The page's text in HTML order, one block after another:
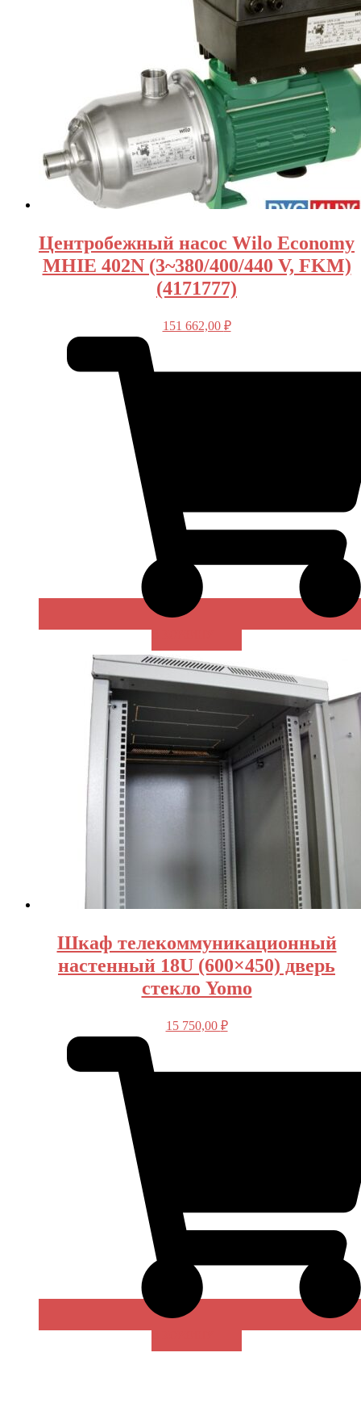
Центробежный насос Wilo Economy
MHIE 402N (3~380/400/440 V, FKM)
(4171777)
151 662,00 ₽
Шкаф телекоммуникационный
настенный 18U (600×450) дверь
стекло Yomo
15 750,00 ₽